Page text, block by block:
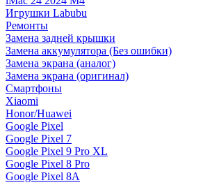
Игрушки Labubu
Ремонты
Замена задней крышки
Замена аккумулятора (Без ошибки)
Замена экрана (аналог)
Замена экрана (оригинал)
Смартфоны
Xiaomi
Honor/Huawei
Google Pixel
Google Pixel 7
Google Pixel 9 Pro XL
Google Pixel 8 Pro
Google Pixel 8A